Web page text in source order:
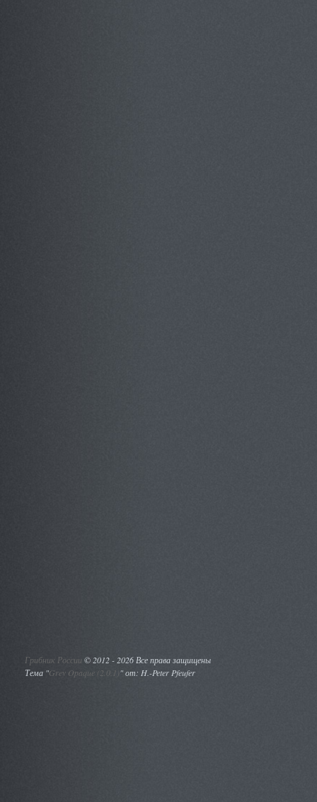
Грибник России ©2012 - 2026 Все права защищены
Тема "Grey Opaque (2.0.1)" от: H.-Peter Pfeufer